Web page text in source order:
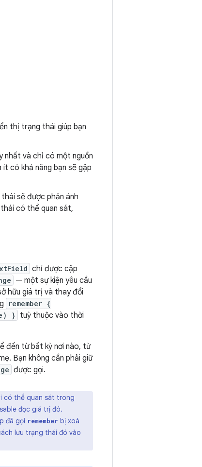
thị trạng thái giúp bạn
nhất và chỉ có một nguồn
có khả năng bạn sẽ gặp
sẽ được phản ánh
có thể quan sát,
chỉ được cập
— một sự kiện yêu cầu
hữu giá trị và thay đổi
remember {
} tuỳ thuộc vào thời
đến từ bất kỳ nơi nào, từ
Bạn không cần phải giữ
được gọi.
có thể quan sát trong
đọc giá trị đó.
đã gọi remember bị xoá
lưu trạng thái đó vào